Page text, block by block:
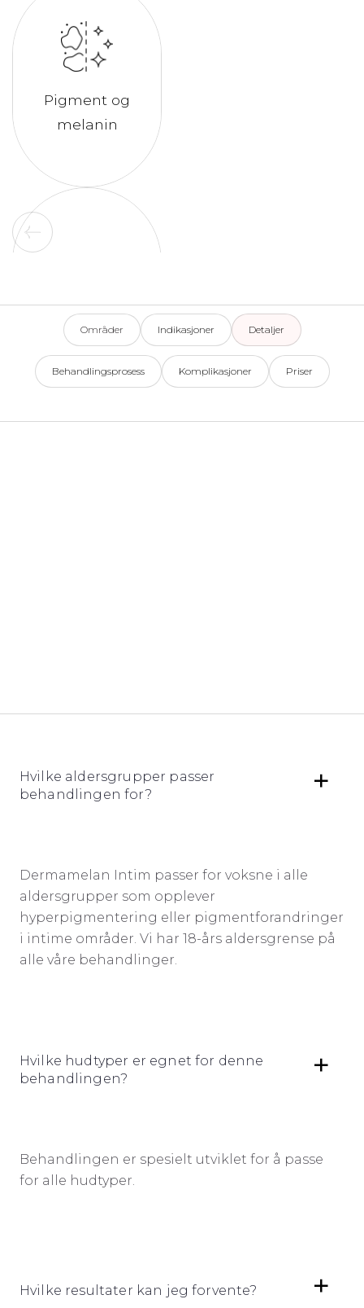
Områder
Områder
Indikasjoner
Indikasjoner
Detaljer
Detaljer
Behandlingsprosess
Komplikasjoner
Priser
Pigment og
melanin
Intim
Hvilke aldersgrupper passer
behandlingen for?
Dermamelan Intim passer for voksne i alle
aldersgrupper som opplever
hyperpigmentering eller pigmentforandringer
i intime områder. Vi har 18-års aldersgrense på
alle våre behandlinger.
Hvilke hudtyper er egnet for denne
behandlingen?
Behandlingen er spesielt utviklet for å passe
for alle hudtyper.
Hvilke resultater kan jeg forvente?